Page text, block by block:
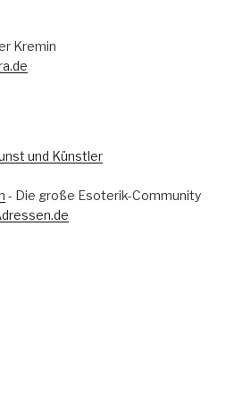
Kremin
- Die große Esoterik-Community